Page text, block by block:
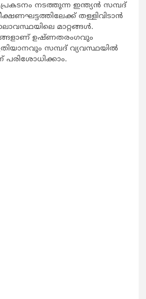
പ്രകടനം നടത്തുന്ന ഇന്ത്യന്‍ സമ്പദ്
തള്ളിവിടാന്‍
മാറ്റങ്ങള്‍.
ഉഷ്ണതരംഗവും
സമ്പദ് വ്യവസ്ഥയില്‍